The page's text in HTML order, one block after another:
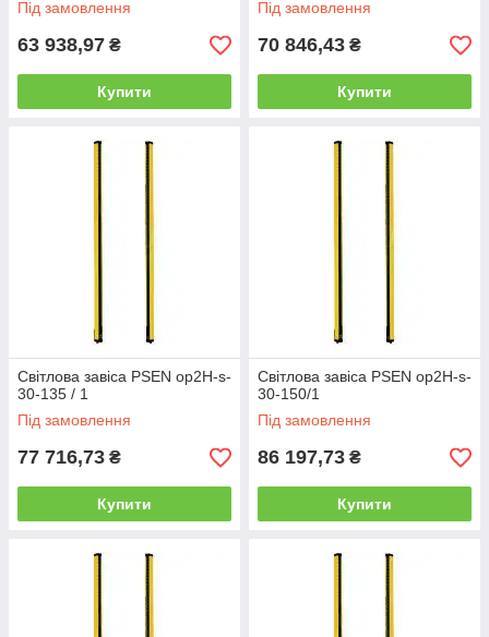
Під замовлення
63 938,97 ₴
Купити
Під замовлення
70 846,43 ₴
Купити
Світлова завіса PSEN op2H-s-
30-135 / 1
Під замовлення
77 716,73 ₴
Купити
Світлова завіса PSEN op2H-s-
30-150/1
Під замовлення
86 197,73 ₴
Купити